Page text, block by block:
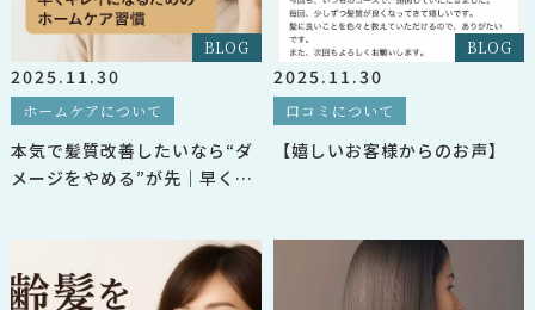
BLOG
2025.11.30
ホームケアについて
本気で髪質改善したいなら“ダ
メージをやめる”が先｜早くキ
BLOG
2025.11.30
口コミについて
【嬉しいお客様からのお声】